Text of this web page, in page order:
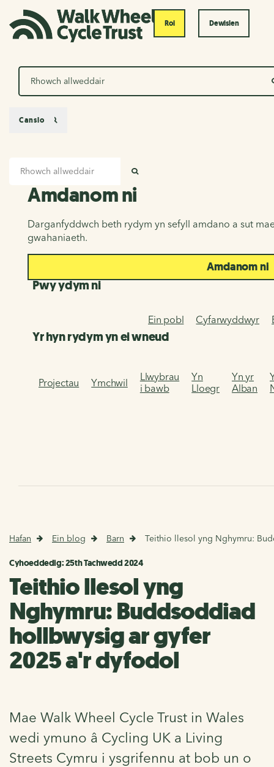
Roi Dewislen
Chwilio
Amdanom ni
Amdanom ni
Darganfyddwch beth rydym yn sefyll amdano a sut
gwahaniaeth.
Amdanom ni
Pwy ydym ni
Ein pobl Cyfarwyddwyr
Yr hyn rydym yn ei wneud
Projectau Ymchwil
Llwybrau
i bawb
Yn
Lloegr
Yn yr
Alban
Canslo
Hafan Ein blog Barn Teithio llesol yng Nghymru:
Cyhoeddedig: 25th Tachwedd 2024
Teithio llesol yng
Nghymru: Buddsoddiad
hollbwysig ar gyfer
2025 a'r dyfodol
Mae Walk Wheel Cycle Trust in Wales
wedi ymuno â Cycling UK a Living
Streets Cymru i ysgrifennu at bob un o